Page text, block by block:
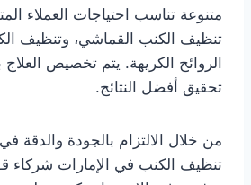
متنوعة تناسب احتياجات العملاء
تنظيف الكنب القماشي، وتنظيف
الروائح الكريهة. يتم تخصيص
تحقيق أفضل النتائج.
من خلال الالتزام بالجودة والدقة
تنظيف الكنب في الإمارات شركاء